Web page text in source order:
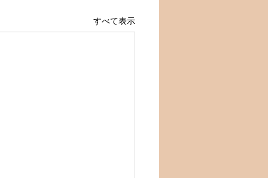
すべて表示